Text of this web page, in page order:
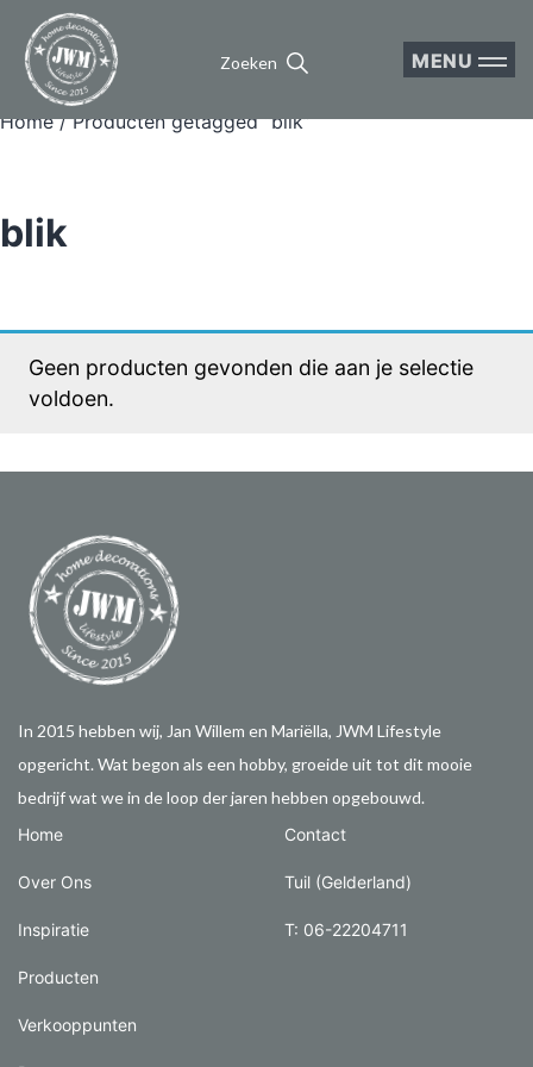
Zoeken MENU
Home/ Producten getagged “blik”
blik
Geen producten gevonden die aan je selectie
voldoen.
In 2015 hebben wij, Jan Willem en Mariëlla, JWM Lifestyle
opgericht. Wat begon als een hobby, groeide uit tot dit mooie
bedrijf wat we in de loop der jaren hebben opgebouwd.
Home
Over Ons
Inspiratie
Producten
Verkooppunten
Contact
Tuil (Gelderland)
T: 06-22204711